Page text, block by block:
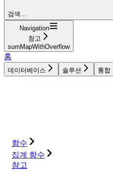
검색...
Navigation
참고
sumMapWithOverflow
홈
데이터베이스 솔루션 통합
함수
집계 함수
참고